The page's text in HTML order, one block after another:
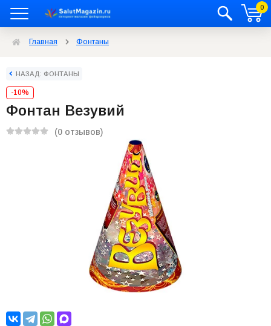
0
Главная Фонтаны
НАЗАД: ФОНТАНЫ
-10%
Фонтан Везувий
(0 отзывов)